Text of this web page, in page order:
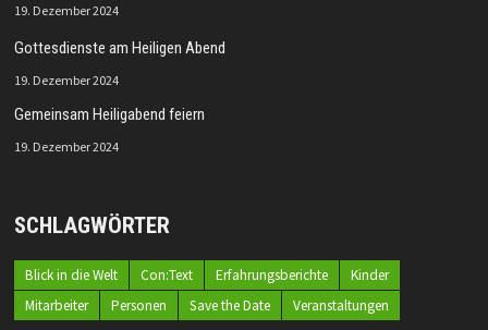
19. Dezember 2024
Gottesdienste am Heiligen Abend
19. Dezember 2024
Gemeinsam Heiligabend feiern
19. Dezember 2024
SCHLAGWÖRTER
Blick in die Welt Con:Text Erfahrungsberichte
Kinder
Mitarbeiter
Personen Save the Date Veranstaltungen